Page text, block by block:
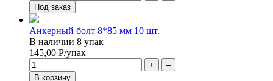
Под заказ
Анкерный болт 8*85 мм 10 шт.
В наличии 8 упак
145,00 Р/упак
+
–
В корзину